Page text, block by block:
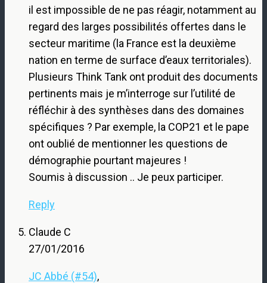
il est impossible de ne pas réagir, notamment au
regard des larges possibilités offertes dans le
secteur maritime (la France est la deuxième
nation en terme de surface d’eaux territoriales).
Plusieurs Think Tank ont produit des documents
pertinents mais je m’interroge sur l’utilité de
réfléchir à des synthèses dans des domaines
spécifiques ? Par exemple, la COP21 et le pape
ont oublié de mentionner les questions de
démographie pourtant majeures !
Soumis à discussion .. Je peux participer.
Reply
Claude C
27/01/2016
JC Abbé (#54),